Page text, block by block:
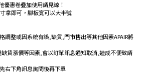
惠卷疊加使用請見諒！
拿即可，腳板寬可以大半號
調整或因系統有誤,缺貨,門市售出等其他因素APAIR將
缺貨漲價等因素,會以訂單訊息通知取消,造成不便敬請
右下角訊息詢問後再下單